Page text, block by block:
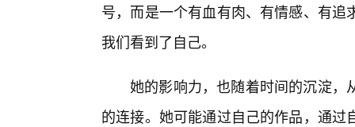
号，而是一个有血有肉、有情感、有
我们看到了自己。
她的影响力，也随着时间的沉淀，
的连接。她可能通过自己的作品，通